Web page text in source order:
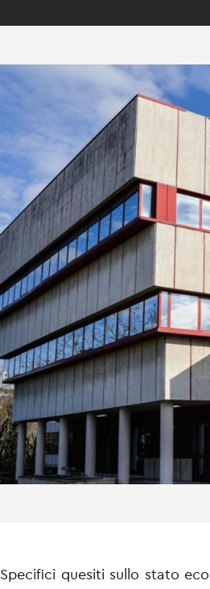
Specifici quesiti sullo stato